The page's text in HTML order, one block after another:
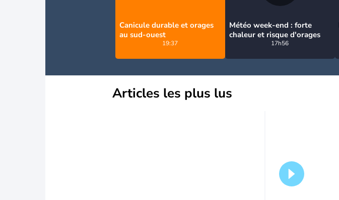
Canicule durable et orages
au sud-ouest
19:37
Météo week-end : forte
chaleur et risque d'orages
17h56
Articles les plus lus